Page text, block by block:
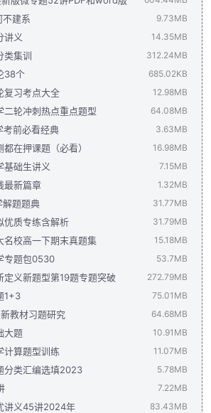
-新题型第19题新定义（9大核心考点）（原卷版）
-新题型第19题新定义（9大题型）（练习）（解
-新题型第19题新定义（9大题型）（练习）（原
率归类（解析版1）.pdf
1.36MB
率归类（学生版）.pdf 494.15KB
的四点共圆20题.pdf 440.85KB
四点共圆20题解析.pdf 2.26MB
解析版）(1).pdf 4.92MB
生版）(1).pdf 728.33KB
函数 解三角形 平面向量 数列 基本不等式（解析
函数 解三角形 平面向量 数列 基本不等式（学生
题研究-第12辑-曹凤山讲怎样解题.pdf 81.69MB
题研究-第13辑-新高考多选题与多空题.pdf
研究-第14辑-小题大做3.pdf 43.71MB
年级5月份大联考数学答题卡.pdf 509.38KB
年级5月份大联考数学正文.pdf 295.68KB
联盟高三下学期适应性联考数学答案.pdf
联盟高三下学期适应性联考数学试题.pdf 2MB
江省北斗星盟竞赛（强基）联考数学试题.pdf
江省北斗星盟竞赛（强基）联考数学试题参考答
学年第二学期六校联合体期中调研测试高二数
期中考试参考答案.pdf
2.71MB
重点高中2023-2024学年高三下学期5月百师联
重点高中2023-2024学年高三下学期5月百师联盟
市东北师范大学附属中学2023-2024学年高二下
高考考前最后一卷（新课标II卷）.pdf
1.73MB
高考考前最后一卷（新课标II卷）（全解全析及
市2024届高三下学期教学情况调研考试数学试题+
届高三年级5月质量检_数学.pdf
1.77MB
届高三年级5月质量检测数学答案.pdf 183.73KB
案(1).pdf 429.04KB
.pdf 2.93MB
西不等式与权方和不等式的应用（新高考通用）
西不等式与权方和不等式的应用（新高考通用）
数、对数函数（七大题型）（解析版）1.pdf
数、对数函数（七大题型）（学生版）.pdf
基本性质（题型精练）（解析版）.pdf 714.19KB
基本性质（题型精练）（学生版）.pdf 351.46KB
何（精选30题）（解析版）.pdf 2.45MB
何（精选30题）（学生版）.pdf 991.4KB
综合（数列新定义、函数新定义、集合新定义）
综合（数列新定义、函数新定义、集合新定义）
线（椭圆、双曲线、抛物线）（精选30题）（解
线（椭圆、双曲线、抛物线）（精选30题）（学
概率公式（讲义）( 教师版 )(1).pdf
3.13MB
全概率公式（讲义）( 学生版 )(1).pdf 1.98MB
市静悟材料（数学）汇编.pdf 7.79MB
考前最后一课-数学.docx 16.79MB
数学考前指导(1).pptx 3.7MB
数学考前指导.pptx 3.7MB
市2024届高考考前20题-数学试题.docx 177.48KB
市2024届高考考前20题-数学试题含答案.pdf
指导课件快闪版）-2024年高考最后一课.pptx
微专题点拔52讲 -185.docx 4.91MB
微专题点拔52讲 -185.pdf 284.98MB
微专题点拔52讲 参考答案 1-13章.docx 1.19MB
微专题点拔52讲 参考答案 42-52.docx 717.23KB
微专题点拔52讲 参考答案- 14-41.docx 3.46MB
微专题点拔52讲 参考答案-215.pdf 309.19MB
建系 9.73MB
系专题解析版.pdf 6.82MB
系专题学生版.pdf 2.91MB
讲义 14.35MB
学考前提分技巧讲义（精品）.pdf 14.35MB
类集训 312.24MB
答案及解析（真题分类集训）（修）.pdf
（真题分类集训）（修）.pdf 120.87MB
38个 685.02KB
论EE.pdf 685.02KB
复习考点大全 12.98MB
习考点大全.pdf 4.04MB
考点大全解析版.pdf 8.95MB
轮冲刺热点重点题型 64.08MB
学二轮冲刺热点重点难点精讲＋新题型押题卷 学
学二轮冲刺热点重点难点精讲＋新题型押题卷 解
前必看经典 3.63MB
数学考前指导（必看）(1).pdf 3.63MB
在押课题（必看） 16.98MB
考数学终极押题预测（解析版）.pdf 5.6MB
考数学终极押题预测（学生版）.pdf 1.86MB
在押课本（解析版）.pdf 4.82MB
在押课本（学生版）.pdf 4.69MB
础生讲义 7.15MB
习专题.pdf 7.15MB
最新篇章 1.32MB
极线最新篇章.pdf 1.32MB
解题题典 31.77MB
题题典.pdf 31.77MB
优质专练含解析 31.79MB
选填优质专练含解析.pdf 31.79MB
校高一下期末真题集 15.18MB
高一下期末考试真题集.pdf 7.76MB
高一下期末考试真题集答案.pdf 7.42MB
专题包0530 53.7MB
构高考创新综合题精编（解析版）(1).pdf
构高考创新综合题精编（学生版）(1).pdf
数结合问题的研究（解析版）.pdf 478.96KB
数结合问题的研究（学生版）.pdf 253.54KB
导数（解析版）.pdf 781.41KB
导数（学生版）.pdf 385KB
归类（解析版）.pdf 915.25KB
归类（学生版）.pdf 679.4KB
义新题型第19题专题突破 272.79MB
数学-106.pdf 185.88MB
数学答案-60.pdf 86.91MB
1+3 75.01MB
题1+3(2).pdf 30.24MB
1十3 答案册(2).pdf 44.78MB
教材习题研究 64.68MB
人教A版新教材习题研究.pdf 64.68MB
大题 10.91MB
刷（教师版）.pdf 5.89MB
题刷（学生）.pdf 5.02MB
算题型训练 11.07MB
学计算题型训练.pdf 1023.06KB
学计算题型训练解析版.pdf 10.07MB
分类汇编选填2023 5.78MB
真题分类汇编选填解析版.pdf 3.22MB
真题分类汇编选填学生版.pdf 2.57MB
7.22MB
教师版.pdf 5.37MB
讲义45讲2024年 83.43MB